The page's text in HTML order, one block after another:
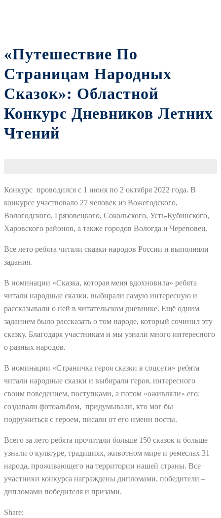
«Путешествие По
Страницам Народных
Сказок»: Областной
Конкурс Дневников Летних
Чтений
Конкурс проводился с 1 июня по 2 октября 2022 года. В
конкурсе участвовало 27 человек из Вожегодского,
Вологодского, Грязовецкого, Сокольского, Усть-Кубинского,
Харовского районов, а также городов Вологда и Череповец.
Все лето ребята читали сказки народов России и выполняли
задания.
В номинации «Сказка, которая меня вдохновила» ребята
читали народные сказки, выбирали самую интересную и
рассказывали о ней в читательском дневнике. Ещё одним
заданием было рассказать о том народе, который сочинил эту
сказку. Благодаря участникам и мы узнали много интересного
о разных народов.
В номинации «Страничка героя сказки в соцсети» ребята
читали народные сказки и выбирали героя, интересного
своим поведением, поступками, а потом «оживляли» его:
создавали фотоальбом, придумывали, кто мог бы
подружиться с героем, писали от его имени посты.
Всего за лето ребята прочитали больше 150 сказок и больше
узнали о культуре, традициях, животном мире и ремеслах 31
народа, проживающего на территории нашей страны. Все
участники конкурса награждены дипломами, победители –
дипломами победителя и призами.
Share: